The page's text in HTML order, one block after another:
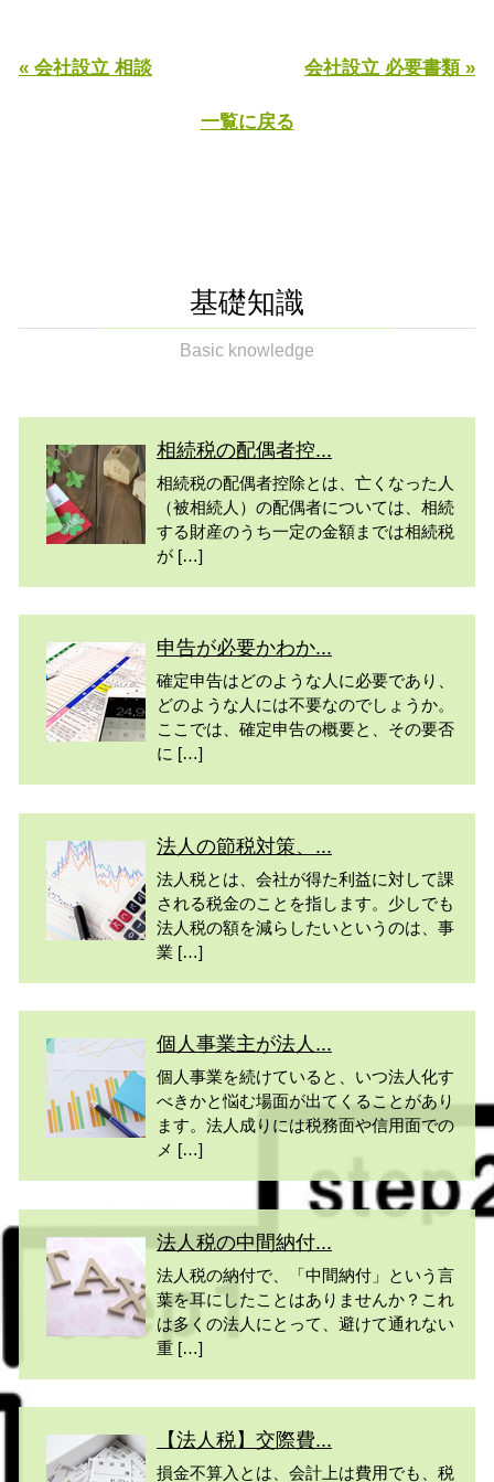
« 会社設立 相談 会社設立 必要書類 »
一覧に戻る
基礎知識
Basic knowledge
相続税の配偶者控...
相続税の配偶者控除とは、亡くなった人
（被相続人）の配偶者については、相続
する財産のうち一定の金額までは相続税
が […]
申告が必要かわか...
確定申告はどのような人に必要であり、
どのような人には不要なのでしょうか。
ここでは、確定申告の概要と、その要否
に […]
法人の節税対策、...
法人税とは、会社が得た利益に対して課
される税金のことを指します。少しでも
法人税の額を減らしたいというのは、事
業 […]
個人事業主が法人...
個人事業を続けていると、いつ法人化す
べきかと悩む場面が出てくることがあり
ます。法人成りには税務面や信用面での
メ […]
法人税の中間納付...
法人税の納付で、「中間納付」という言
葉を耳にしたことはありませんか？これ
は多くの法人にとって、避けて通れない
重 […]
【法人税】交際費...
損金不算入とは、会計上は費用でも、税